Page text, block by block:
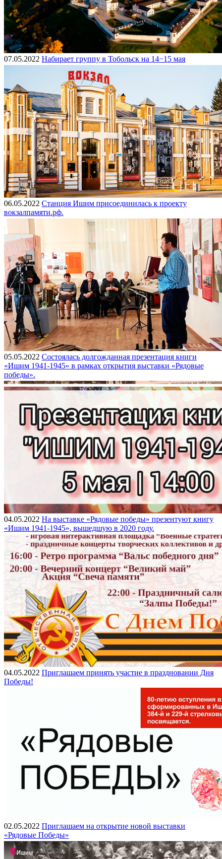
07.05.2022 Набирает группу в Тобольск на 14−15 мая
06.05.2022 Станция Ишим присоединилась к проекту
вокзалпамяти.рф.
05.05.2022 Состоялась долгожданная презентация книги
«Ишим 1941-1945» в рамках открытия выставки «Рядовые
победы».
04.05.2022 На выставке «Рядовые победы» презентуют книгу
«Ишим 1941-1945», вышедшую в 2020 году.
04.05.2022 Приглашаем принять участие в праздновании Дня
Победы!
02.05.2022 Приглашаем на открытие новой выставки
«Рядовые Победы»